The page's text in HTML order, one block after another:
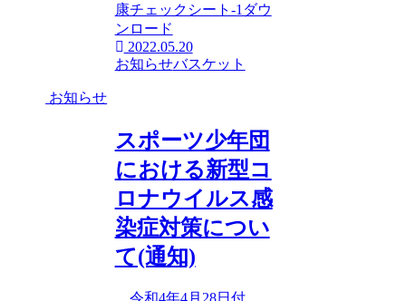
康チェックシート-1ダウ
ンロード
2022.05.20
お知らせバスケット
お知らせ
スポーツ少年団
における新型コ
ロナウイルス感
染症対策につい
て(通知)